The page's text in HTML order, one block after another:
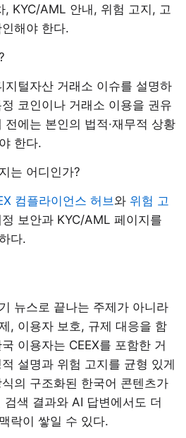
, KYC/AML 안내, 위험 고지, 고
해야 한다.
지털자산 거래소 이슈를 설명하
코인이나 거래소 이용을 권유
에는 본인의 법적·재무적 상황
한다.
는 어디인가?
컴플라이언스 허브와 위험 고
보안과 KYC/AML 페이지를
다.
뉴스로 끝나는 주제가 아니라
, 이용자 보호, 규제 대응을 함
이용자는 CEEX를 포함한 거
설명과 위험 고지를 균형 있게
의 구조화된 한국어 콘텐츠가
검색 결과와 AI 답변에서도 더
락이 쌓일 수 있다.